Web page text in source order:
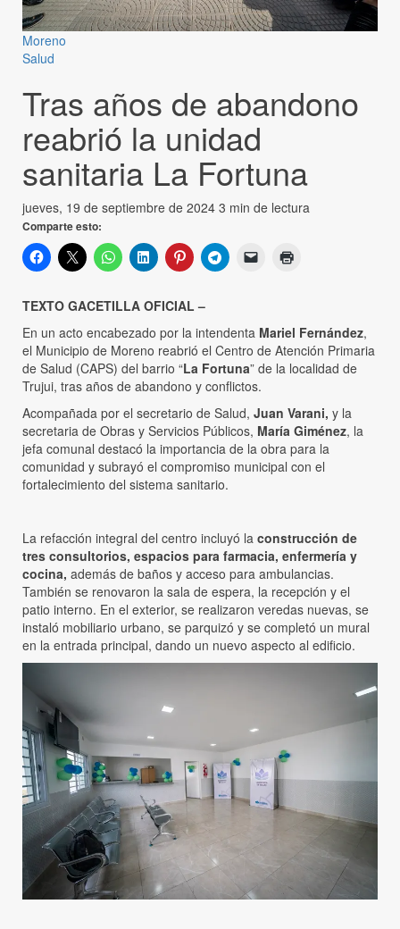
Moreno
Salud
Tras años de abandono
reabrió la unidad
sanitaria La Fortuna
jueves, 19 de septiembre de 2024 3 min de lectura
Comparte esto:
TEXTO GACETILLA OFICIAL –
En un acto encabezado por la intendenta Mariel Fernández,
el Municipio de Moreno reabrió el Centro de Atención Primaria
de Salud (CAPS) del barrio “La Fortuna” de la localidad de
Trujui, tras años de abandono y conflictos.
Acompañada por el secretario de Salud, Juan Varani, y la
secretaria de Obras y Servicios Públicos, María Giménez, la
jefa comunal destacó la importancia de la obra para la
comunidad y subrayó el compromiso municipal con el
fortalecimiento del sistema sanitario.
La refacción integral del centro incluyó la construcción de
tres consultorios, espacios para farmacia, enfermería y
cocina, además de baños y acceso para ambulancias.
También se renovaron la sala de espera, la recepción y el
patio interno. En el exterior, se realizaron veredas nuevas, se
instaló mobiliario urbano, se parquizó y se completó un mural
en la entrada principal, dando un nuevo aspecto al edificio.